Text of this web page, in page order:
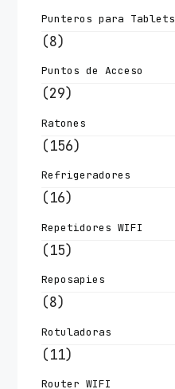
Punteros para Tablets
(8)
Puntos de Acceso
(29)
Ratones
(156)
Refrigeradores
(16)
Repetidores WIFI
(15)
Reposapies
(8)
Rotuladoras
(11)
Router WIFI